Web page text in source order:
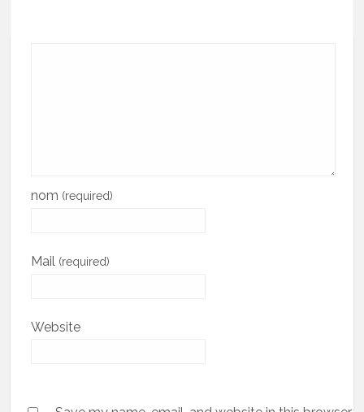
nom (required)
Mail (required)
Website